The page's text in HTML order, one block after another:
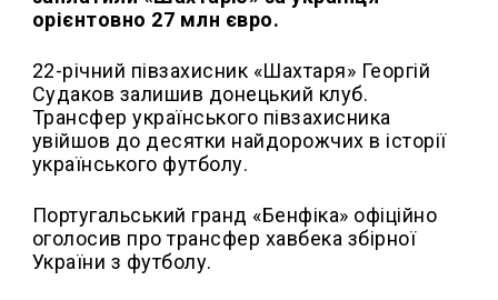
орієнтовно 27 млн євро.
22-річний півзахисник «Шахтаря» Георгій
Судаков залишив донецький клуб.
Трансфер українського півзахисника
увійшов до десятки найдорожчих в історії
українського футболу.
Португальський гранд «Бенфіка» офіційно
оголосив про трансфер хавбека збірної
України з футболу.